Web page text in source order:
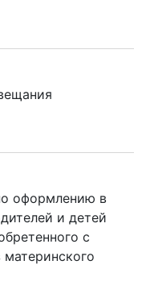
оформлению в
и детей
с